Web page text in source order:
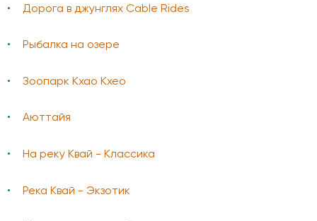
Дорога в джунглях Cable Rides
Рыбалка на озере
Зоопарк Кхао Кхео
Аюттайя
На реку Квай - Классика
Река Квай - Экзотик